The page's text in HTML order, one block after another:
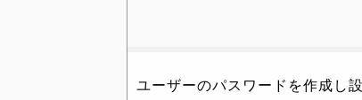
ユーザーのパスワードを作成し